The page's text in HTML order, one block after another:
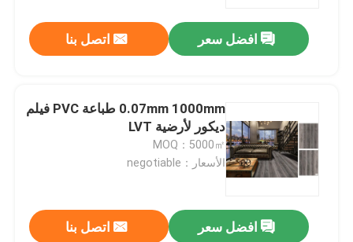
افضل سعر اتصل بنا
0.07mm 1000mm طباعة PVC فيلم
ديكور لأرضية LVT
MOQ：5000㎡
الأسعار：negotiable
افضل سعر اتصل بنا